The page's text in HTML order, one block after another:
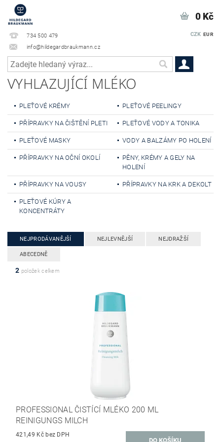
734 500 479
info@hildegardbraukmann.cz
CZK EUR
0 Kč
VYHLAZUJÍCÍ MLÉKO
PLEŤOVÉ KRÉMY PLEŤOVÉ PEELINGY
PŘÍPRAVKY NA ČIŠTĚNÍ PLETI PLEŤOVÉ VODY A TONIKA
PLEŤOVÉ MASKY VODY A BALZÁMY PO HOLENÍ
PŘÍPRAVKY NA OČNÍ OKOLÍ
PĚNY, KRÉMY A GELY NA
HOLENÍ
PŘÍPRAVKY NA VOUSY PŘÍPRAVKY NA KRK A DEKOLT
PLEŤOVÉ KÚRY A
KONCENTRÁTY
NEJPRODÁVANĚJŠÍ NEJLEVNĚJŠÍ NEJDRAŽŠÍ
ABECEDNĚ
2 položek celkem
PROFESSIONAL ČISTÍCÍ MLÉKO 200 ML
REINIGUNGS MILCH
421,49 Kč bez DPH